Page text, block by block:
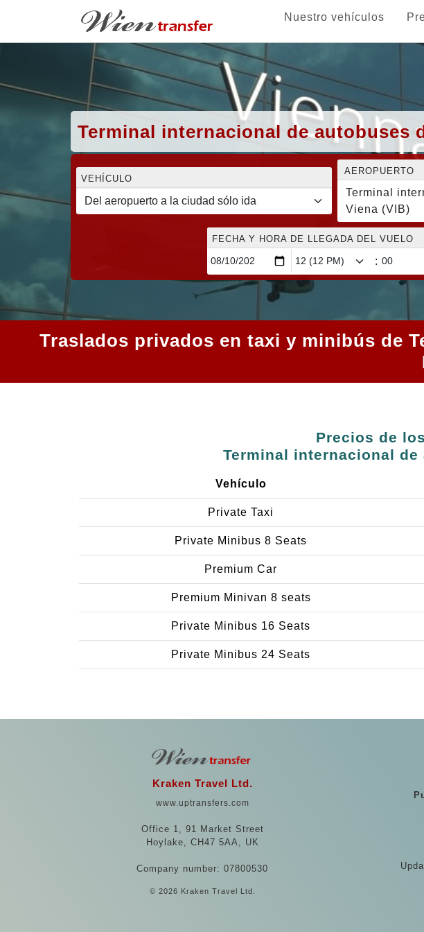
Nuestro vehículos
Terminal internacional de autobuses
VEHÍCULO
AEROPUERTO
Terminal
Viena (VIB)
FECHA Y HORA DE LLEGADA DEL VUELO
:
Traslados privados en taxi y minibús de
Precios de
Terminal internacional de
Vehículo
Private Taxi
Private Minibus 8 Seats
Premium Car
Premium Minivan 8 seats
Private Minibus 16 Seats
Private Minibus 24 Seats
Kraken Travel Ltd.
www.uptransfers.com
Office 1, 91 Market Street
Hoylake, CH47 5AA, UK
Company number: 07800530
© 2026 Kraken Travel Ltd.